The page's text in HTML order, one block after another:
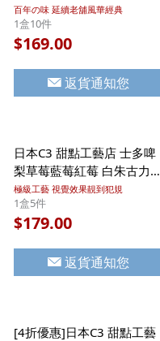
奇禮盒 (1盒10件)【市集世
界 - 日本市集】
百年の味 延續老舖風華經典
1盒10件
$169.00
返貨通知您
日本C3 甜點工藝店 士多啤
梨草莓藍莓紅莓 白朱古力忌
廉 曲奇酥餅禮盒 (1盒5件)
【市集世界 - 日本市集】
極級工藝 視覺效果靚到犯規
1盒5件
$179.00
返貨通知您
[4折優惠]日本C3 甜點工藝